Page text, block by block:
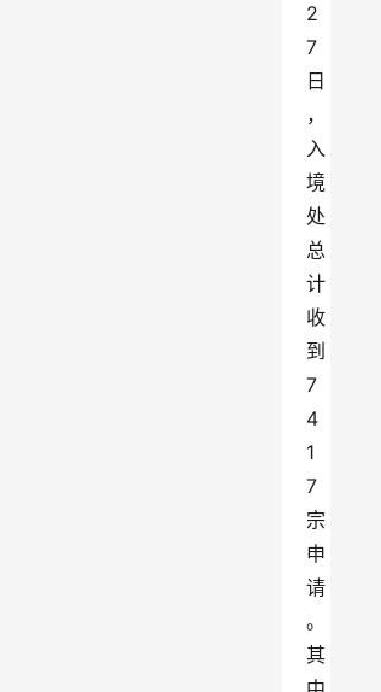
2
7
日
，
入
境
处
总
计
收
到
7
4
1
7
宗
申
请
。
其